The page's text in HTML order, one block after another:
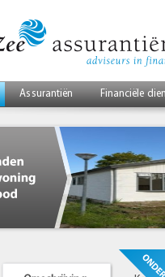
Assurantiën Financiële